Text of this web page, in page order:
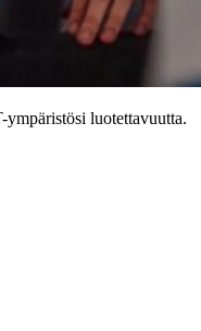
luotettavuutta.